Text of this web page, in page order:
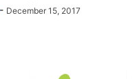
- December 15, 2017